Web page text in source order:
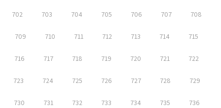
702 703 704 705 706 707 708
709 710 711 712 713 714 715
716 717 718 719 720 721 722
723 724 725 726 727 728 729
730 731 732 733 734 735 736